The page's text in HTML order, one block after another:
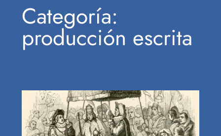
Categoría:
producción escrita